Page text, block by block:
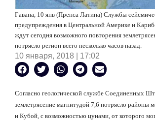
Гавана, 10 янв (Пренса Латина) Службы
предупреждения в Центральной Америке и
ждут сегодня возможного повторения
потрясло регион всего несколько часов назад.
10 января, 2018 | 17:02
Согласно геологической службе Соединенных
землетрясение магнитудой 7,6 потрясло районы
и Кубой, с возможностью цунами, от которого